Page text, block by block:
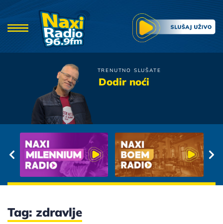
TRENUTNO SLUŠATE
Dodir noćiMoby Dick
Tag: zdravlje